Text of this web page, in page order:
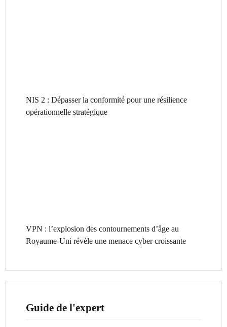
NIS 2 : Dépasser la conformité pour une résilience
opérationnelle stratégique
VPN : l’explosion des contournements d’âge au
Royaume-Uni révèle une menace cyber croissante
Guide de l'expert